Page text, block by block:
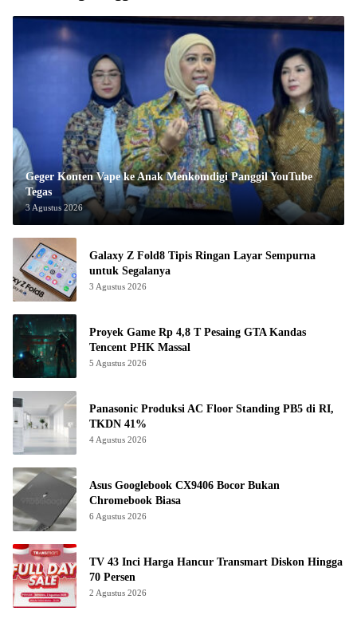
Geger Konten Vape ke Anak Menkomdigi Panggil YouTube
Tegas
3 Agustus 2026
Galaxy Z Fold8 Tipis Ringan Layar Sempurna
untuk Segalanya
3 Agustus 2026
Proyek Game Rp 4,8 T Pesaing GTA Kandas
Tencent PHK Massal
5 Agustus 2026
Panasonic Produksi AC Floor Standing PB5 di RI,
TKDN 41%
4 Agustus 2026
Asus Googlebook CX9406 Bocor Bukan
Chromebook Biasa
6 Agustus 2026
TV 43 Inci Harga Hancur Transmart Diskon Hingga
70 Persen
2 Agustus 2026